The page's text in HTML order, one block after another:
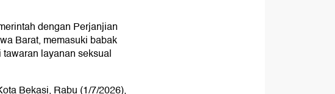
dengan Perjanjian
Barat, memasuki babak
layanan seksual
Bekasi, Rabu (1/7/2026),